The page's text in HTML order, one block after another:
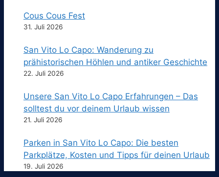
Cous Cous Fest
31. Juli 2026
San Vito Lo Capo: Wanderung zu
prähistorischen Höhlen und antiker Geschichte
22. Juli 2026
Unsere San Vito Lo Capo Erfahrungen – Das
solltest du vor deinem Urlaub wissen
21. Juli 2026
Parken in San Vito Lo Capo: Die besten
Parkplätze, Kosten und Tipps für deinen Urlaub
19. Juli 2026